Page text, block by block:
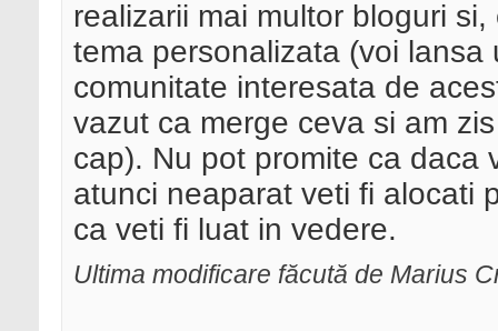
realizarii mai multor bloguri
tema personalizata (voi
comunitate interesata de
vazut ca merge ceva si am
cap). Nu pot promite ca daca
atunci neaparat veti fi alocati
ca veti fi luat in vedere.
Ultima modificare făcută de Marius